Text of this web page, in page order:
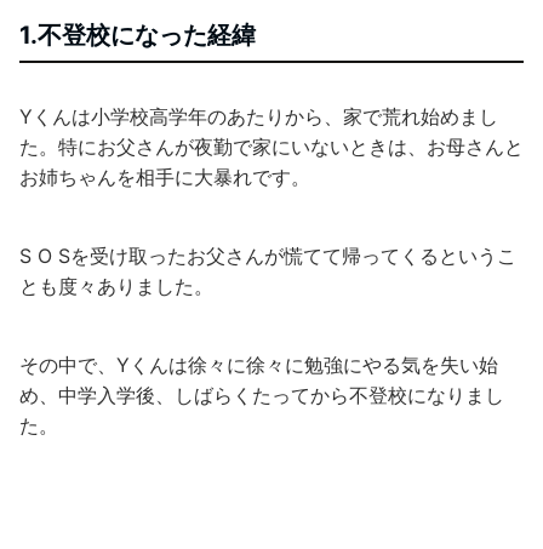
1.不登校になった経緯
Yくんは小学校高学年のあたりから、家で荒れ始めまし
た。特にお父さんが夜勤で家にいないときは、お母さんと
お姉ちゃんを相手に大暴れです。
S O Sを受け取ったお父さんが慌てて帰ってくるというこ
とも度々ありました。
その中で、Yくんは徐々に徐々に勉強にやる気を失い始
め、中学入学後、しばらくたってから不登校になりまし
た。